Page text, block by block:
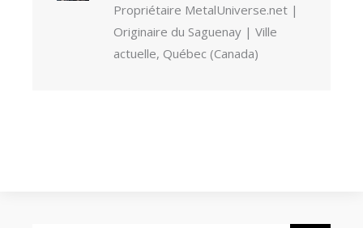
Propriétaire MetalUniverse.net |
Originaire du Saguenay | Ville
actuelle, Québec (Canada)